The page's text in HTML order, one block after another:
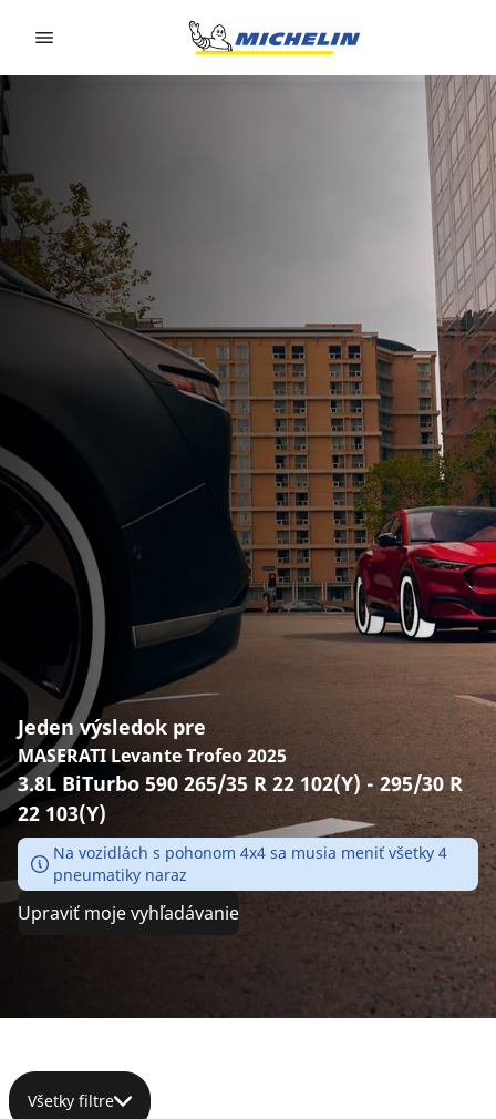
Jeden výsledok pre
MASERATI Levante Trofeo 2025
3.8L BiTurbo 590 265/35 R 22 102(Y) - 295/30 R
22 103(Y)
Na vozidlách s pohonom 4x4 sa musia meniť všetky 4
pneumatiky naraz
Upraviť moje vyhľadávanie
Všetky filtre